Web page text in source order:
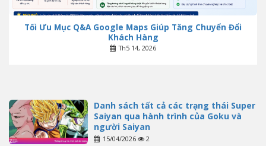
Tối Ưu Mục Q&A Google Maps Giúp Tăng Chuyển Đổi
Khách Hàng
Th5 14, 2026
Danh sách tất cả các trạng thái Super
Saiyan qua hành trình của Goku và
người Saiyan
15/04/2026 2